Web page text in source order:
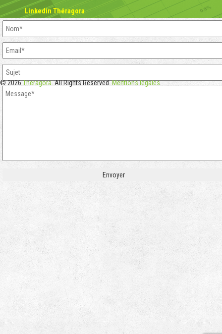
Linkedin Théragora
© 2026Theragora. All Rights Reserved.Mentions légales